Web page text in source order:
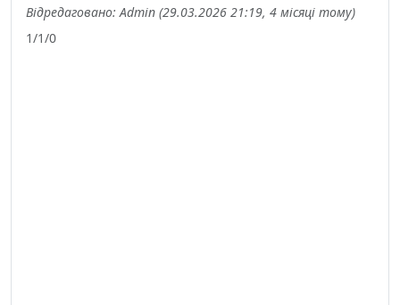
Відредаговано: Admin (29.03.2026 21:19, 4 місяці тому)
1/1/0